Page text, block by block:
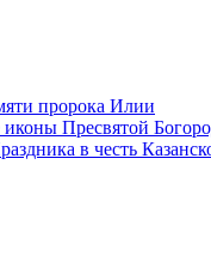
пророка Илии
Пресвятой
в честь